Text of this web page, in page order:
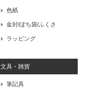
色紙
金封/ぽち袋/ふくさ
ラッピング
文具・雑貨
筆記具